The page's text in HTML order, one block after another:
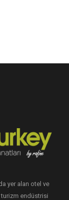
yer alan otel ve
endüstrisi